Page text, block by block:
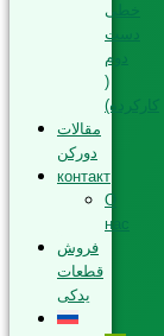
خطی
دست
دوم
(
کارکرده)
مقالات
دورکن
контакт
О
нас
فروش
قطعات
یدکی